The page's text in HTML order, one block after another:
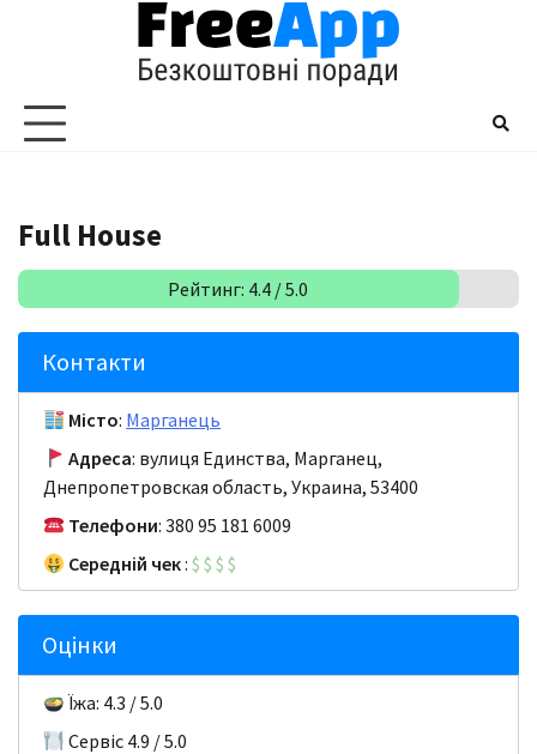
Full House
Рейтинг: 4.4 / 5.0
Контакти
Місто: Марганець
Адреса: вулиця Единства, Марганец,
Днепропетровская область, Украина, 53400
Телефони: 380 95 181 6009
Середній чек:$ $ $ $
Оцінки
Їжа: 4.3 / 5.0
Сервіс 4.9 / 5.0